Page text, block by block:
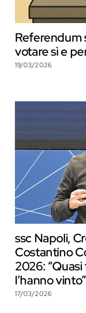
Referendum
votare sì e
19/03/2026
ssc Napoli,
Costantino
2026:
l’hanno vinto”
17/03/2026